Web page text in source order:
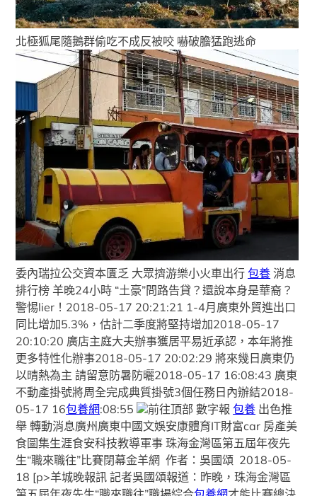
北極狐尾隨鵝群偷吃不成反被咬 嚇破膽猛跑逃命
委內瑞拉公交資本匱乏 大眾擠游樂小火車出行包養 消息
排行榜 羊晚24小時 “土豪”問路告貸？還說本身是華裔？
警惕lier！2018-05-17 20:21:21 1-4月廣東外貿進出口
同比增加5.3%，估計二季度將堅持增加2018-05-17
20:10:20 廣店主庭大夫辦事獲居平易近承認，本年將推
更多特性化辦事2018-05-17 20:02:29 將來幾日廣東仍
以晴熱為主 請留意防暑防曬2018-05-17 16:08:43 廣東
不動產掛號將周全完成典質掛號3個任務日內辦結2018-
05-17 16包養網:08:55 前往頂部 數字報包養 出色推
舉 轉動消息廣州廣東中國文娛安康體育IT財富car 房產美
食圖集生涯食安科技教導軍事 珠海金灣區第五屆年夜先
生“職來職往”比賽閉幕金羊網 作者：吳國頌 2018-05-
18 [p>羊城晚報訊 記者吳國頌報道：昨晚，珠海金灣區